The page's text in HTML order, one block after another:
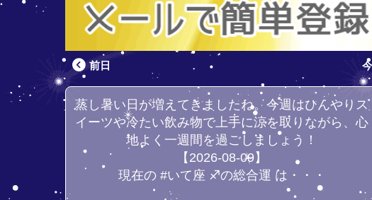
前日
蒸し暑い日が増えてきましたね。今週はひんやりス
イーツや冷たい飲み物で上手に涼を取りながら、心
地よく一週間を過ごしましょう！
【2026-08-09】
現在の #いて座 ♐の総合運 は・・・